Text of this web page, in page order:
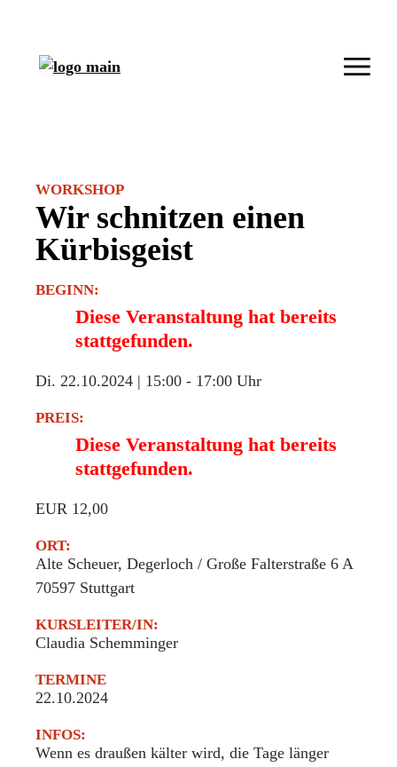
WORKSHOP
Wir schnitzen einen
Kürbisgeist
BEGINN:
Diese Veranstaltung hat bereits
stattgefunden.
Di. 22.10.2024 | 15:00 - 17:00 Uhr
PREIS:
Diese Veranstaltung hat bereits
stattgefunden.
EUR 12,00
ORT:
Alte Scheuer, Degerloch / Große Falterstraße 6 A
70597 Stuttgart
KURSLEITER/IN:
Claudia Schemminger
TERMINE
22.10.2024
INFOS:
Wenn es draußen kälter wird, die Tage länger